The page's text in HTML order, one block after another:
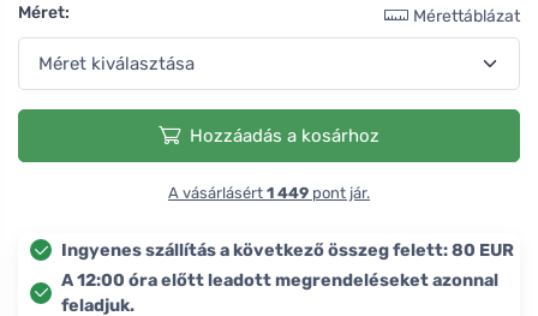
Méret: Mérettáblázat
Hozzáadás a kosárhoz
A vásárlásért 1 449 pont jár.
Ingyenes szállítás a következő összeg felett: 80 EUR
A 12:00 óra előtt leadott megrendeléseket azonnal
feladjuk.